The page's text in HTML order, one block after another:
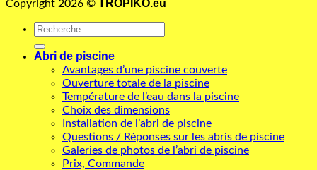
Copyright 2026 © TROPIKO.eu
Recherche
Abri de piscine
Avantages d’une piscine couverte
Ouverture totale de la piscine
Température de l’eau dans la piscine
Choix des dimensions
Installation de l’abri de piscine
Questions / Réponses sur les abris de piscine
Galeries de photos de l’abri de piscine
Prix, Commande